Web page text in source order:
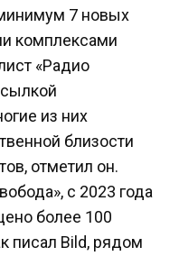
7 новых
комплексами
«Радио
из них
близости
отметил он.
с 2023 года
более 100
писал Bild, рядом